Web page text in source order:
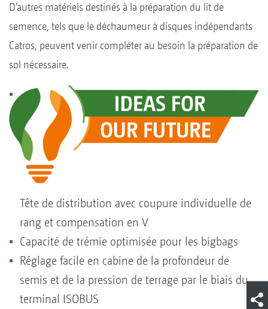
D’autres matériels destinés à la préparation du lit de
semence, tels que le déchaumeur à disques indépendants
Catros, peuvent venir compléter au besoin la préparation de
sol nécessaire.
Tête de distribution avec coupure individuelle de
rang et compensation en V
Capacité de trémie optimisée pour les bigbags
Réglage facile en cabine de la profondeur de
semis et de la pression de terrage par le biais du
terminal ISOBUS